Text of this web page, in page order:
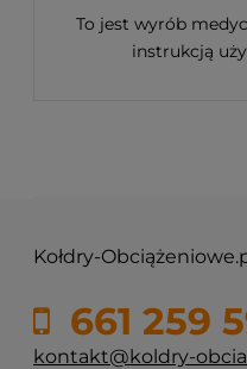
To jest wyrób
instrukcją
Kołdry-
661 259
kontakt@koldry-